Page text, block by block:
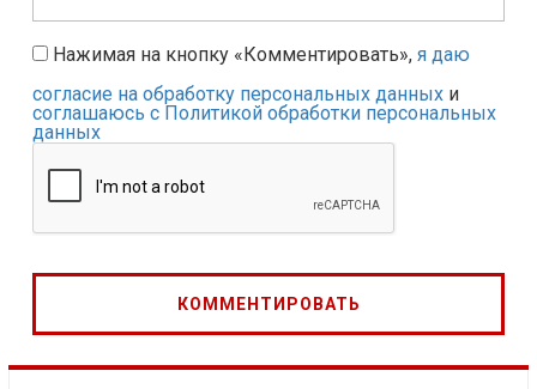
Нажимая на кнопку «Комментировать», я даю
согласие на обработку персональных данных и
соглашаюсь с Политикой обработки персональных
данных